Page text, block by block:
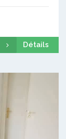
Détails